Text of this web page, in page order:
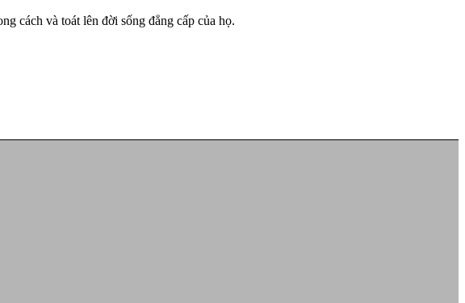
cách và toát lên đời sống đẳng cấp của họ.